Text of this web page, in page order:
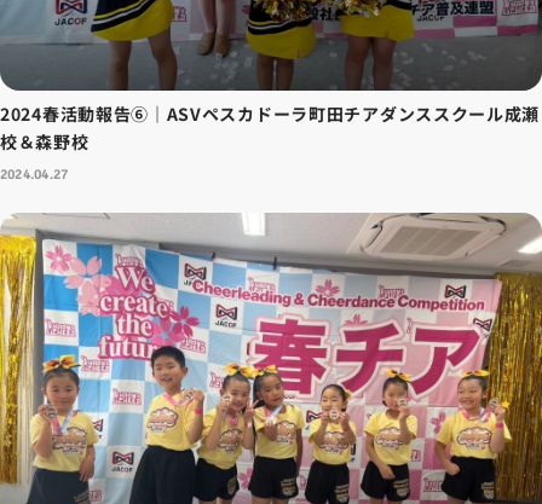
2024春活動報告⑥｜ASVペスカドーラ町田チアダンススクール成瀬
校＆森野校
2024.04.27